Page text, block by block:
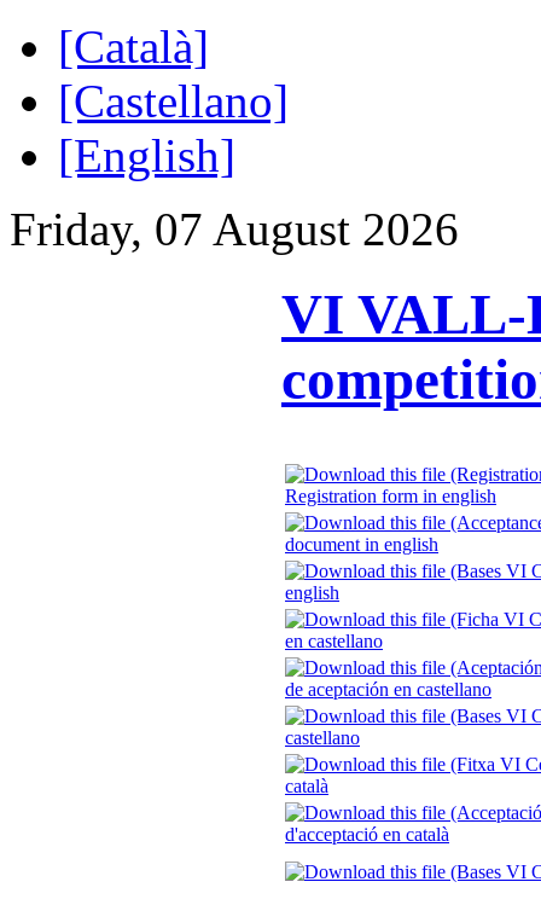
[Català]
[Castellano]
[English]
Friday, 07 August 2026
VI VALL-
Registration form in english
document in english
english
en castellano
de aceptación en castellano
castellano
català
d'acceptació en català